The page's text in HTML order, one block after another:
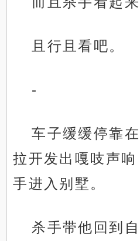
且行且看吧。
-
车子缓缓停靠
拉开发出嘎吱声
手进入别墅。
杀手带他回到自